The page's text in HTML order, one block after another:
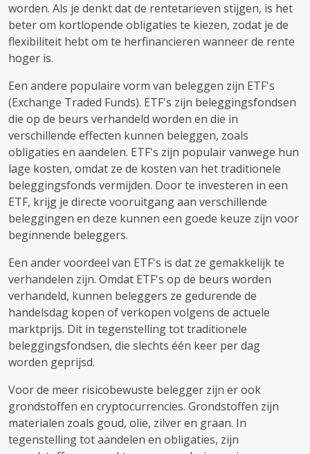
worden. Als je denkt dat de rentetarieven stijgen, is het
beter om kortlopende obligaties te kiezen, zodat je de
flexibiliteit hebt om te herfinancieren wanneer de rente
hoger is.
Een andere populaire vorm van beleggen zijn ETF's
(Exchange Traded Funds). ETF's zijn beleggingsfondsen
die op de beurs verhandeld worden en die in
verschillende effecten kunnen beleggen, zoals
obligaties en aandelen. ETF's zijn populair vanwege hun
lage kosten, omdat ze de kosten van het traditionele
beleggingsfonds vermijden. Door te investeren in een
ETF, krijg je directe vooruitgang aan verschillende
beleggingen en deze kunnen een goede keuze zijn voor
beginnende beleggers.
Een ander voordeel van ETF's is dat ze gemakkelijk te
verhandelen zijn. Omdat ETF's op de beurs worden
verhandeld, kunnen beleggers ze gedurende de
handelsdag kopen of verkopen volgens de actuele
marktprijs. Dit in tegenstelling tot traditionele
beleggingsfondsen, die slechts één keer per dag
worden geprijsd.
Voor de meer risicobewuste belegger zijn er ook
grondstoffen en cryptocurrencies. Grondstoffen zijn
materialen zoals goud, olie, zilver en graan. In
tegenstelling tot aandelen en obligaties, zijn